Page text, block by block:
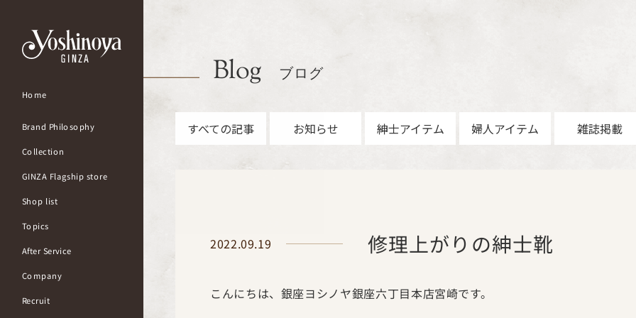
Home
Brand Philosophy
Collection
GINZA Flagship store
Shop list
Topics
After Service
Company
Recruit
Blog ブログ
すべての記事 お知らせ 紳士アイテム 婦人アイテム 雑誌掲載
2022.09.19 修理上がりの紳士靴
こんにちは、銀座ヨシノヤ銀座六丁目本店宮崎です。